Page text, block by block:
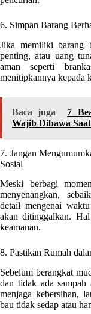
6. Simpan Barang
Jika memiliki barang
penting, atau uang
aman seperti
menitipkannya kepada
Baca juga
7
Wajib Dibawa
7. Jangan
Sosial
Meski berbagi
menyenangkan,
detail mengenai
akan ditinggalkan.
keamanan.
8. Pastikan Rumah
Sebelum berangkat
dan tidak ada sampah
menjaga kebersihan,
bau tidak sedap atau